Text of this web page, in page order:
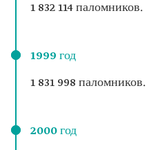
1 832 114 паломников.
1999 год
1 831 998 паломников.
2000 год